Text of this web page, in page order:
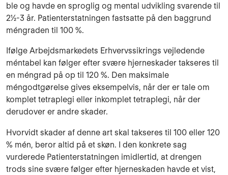
ble og havde en sproglig og mental udvikling svarende til
2½-3 år. Patienterstatningen fastsatte på den baggrund
méngraden til 100 %.
Ifølge Arbejdsmarkedets Erhvervssikrings vejledende
méntabel kan følger efter svære hjerneskader takseres til
en méngrad på op til 120 %. Den maksimale
méngodtgørelse gives eksempelvis, når der er tale om
komplet tetraplegi eller inkomplet tetraplegi, når der
derudover er andre skader.
Hvorvidt skader af denne art skal takseres til 100 eller 120
% mén, beror altid på et skøn. I den konkrete sag
vurderede Patienterstatningen imidlertid, at drengen
trods sine svære følger efter hjerneskaden havde et vist,